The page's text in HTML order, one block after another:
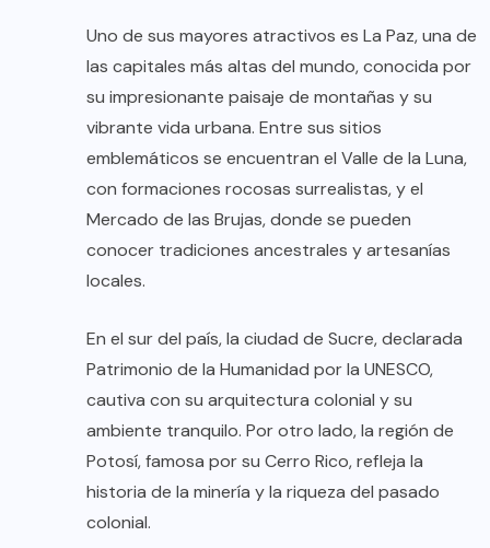
Uno de sus mayores atractivos es La Paz, una de
las capitales más altas del mundo, conocida por
su impresionante paisaje de montañas y su
vibrante vida urbana. Entre sus sitios
emblemáticos se encuentran el Valle de la Luna,
con formaciones rocosas surrealistas, y el
Mercado de las Brujas, donde se pueden
conocer tradiciones ancestrales y artesanías
locales.
En el sur del país, la ciudad de Sucre, declarada
Patrimonio de la Humanidad por la UNESCO,
cautiva con su arquitectura colonial y su
ambiente tranquilo. Por otro lado, la región de
Potosí, famosa por su Cerro Rico, refleja la
historia de la minería y la riqueza del pasado
colonial.